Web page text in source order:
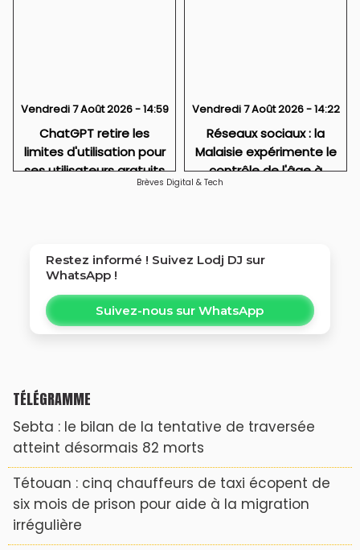
Vendredi 7 Août 2026 - 14:59
ChatGPT retire les
limites d'utilisation pour
ses utilisateurs gratuits
Vendredi 7 Août 2026 - 14:22
Réseaux sociaux : la
Malaisie expérimente le
contrôle de l'âge à
Brèves Digital & Tech
Restez informé ! Suivez Lodj DJ sur
WhatsApp !
Suivez-nous sur WhatsApp
TÉLÉGRAMME
Sebta : le bilan de la tentative de traversée
atteint désormais 82 morts
Tétouan : cinq chauffeurs de taxi écopent de
six mois de prison pour aide à la migration
irrégulière